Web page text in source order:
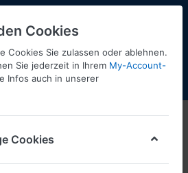
Shopaktualisierung
Cookies
Cookies Sie zulassen oder ablehnen.
Sie jederzeit in Ihrem My-Account-
Infos auch in unserer
Cookies